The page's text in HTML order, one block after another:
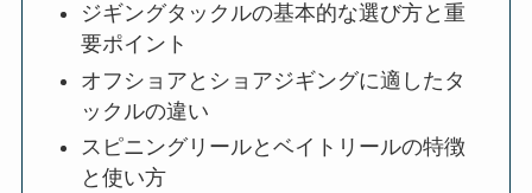
ジギングタックルの基本的な選び方と重
要ポイント
オフショアとショアジギングに適したタ
ックルの違い
スピニングリールとベイトリールの特徴
と使い方